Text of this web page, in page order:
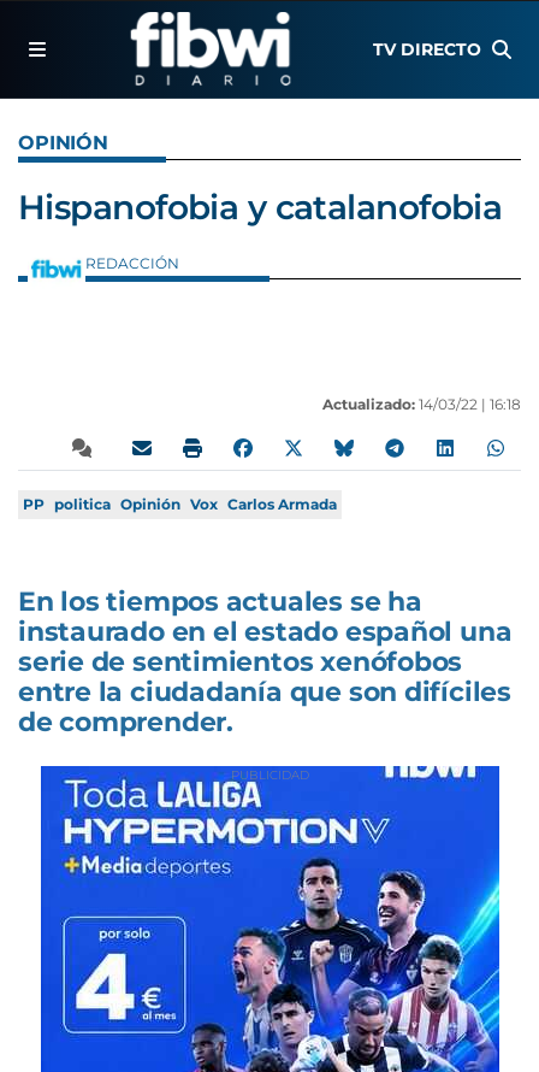
TV DIRECTO
OPINIÓN
Hispanofobia y catalanofobia
REDACCIÓN
Actualizado: 14/03/22 | 16:18
PP politica Opinión Vox Carlos Armada
En los tiempos actuales se ha
instaurado en el estado español una
serie de sentimientos xenófobos
entre la ciudadanía que son difíciles
de comprender.